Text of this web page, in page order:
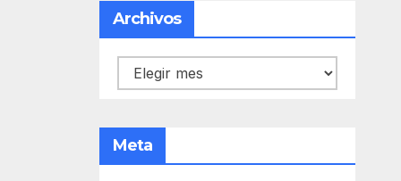
Archivos
Archivos
Meta